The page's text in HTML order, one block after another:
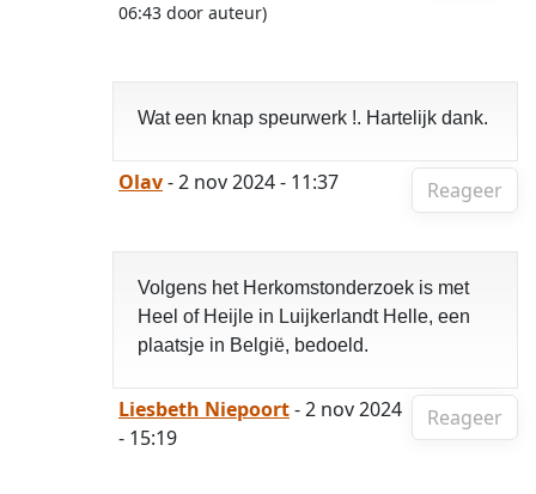
06:43 door auteur)
Wat een knap speurwerk !. Hartelijk dank.
Reageer
Olav- 2 nov 2024 - 11:37
Volgens het Herkomstonderzoek is met
Heel of Heijle in Luijkerlandt Helle, een
plaatsje in België, bedoeld.
Reageer
Liesbeth Niepoort- 2 nov 2024
- 15:19